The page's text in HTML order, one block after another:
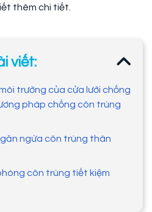
thêm chi tiết.
viết:
trường của cửa lưới chống
pháp chống côn trùng
ngừa côn trùng thân
côn trùng tiết kiệm